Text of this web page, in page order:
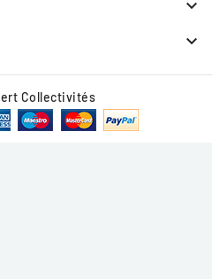


Collectivités